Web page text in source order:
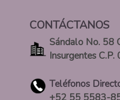
CONTÁCTANOS
Sándalo No. 58
Insurgentes
Teléfonos
+52 55 5583-